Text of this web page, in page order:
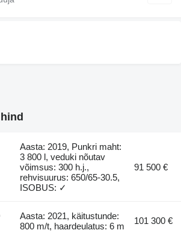
Aasta: 2019, Punkri maht:
3 800 l, veduki nõutav
võimsus: 300 h.j.,
rehvisuurus: 650/65-30.5,
ISOBUS: ✓
91 500 €
Aasta: 2021, käitustunde:
800 m/t, haardeulatus: 6 m
101 300 €